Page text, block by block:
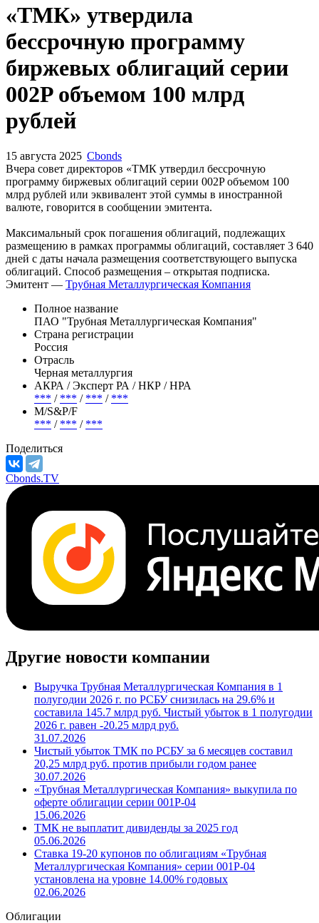
«ТМК» утвердила
бессрочную программу
биржевых облигаций серии
002P объемом 100 млрд
рублей
15 августа 2025 Cbonds
Вчера совет директоров «ТМК утвердил бессрочную
программу биржевых облигаций серии 002P объемом 100
млрд рублей или эквивалент этой суммы в иностранной
валюте, говорится в сообщении эмитента.
Максимальный срок погашения облигаций, подлежащих
размещению в рамках программы облигаций, составляет 3 640
дней с даты начала размещения соответствующего выпуска
облигаций. Способ размещения – открытая подписка.
Эмитент — Трубная Металлургическая Компания
Полное название
ПАО "Трубная Металлургическая Компания"
Страна регистрации
Россия
Отрасль
Черная металлургия
АКРА / Эксперт РА / НКР / НРА
*** / *** / *** / ***
М/S&P/F
*** / *** / ***
Поделиться
Cbonds.TV
Другие новости компании
Выручка Трубная Металлургическая Компания в 1
полугодии 2026 г. по РСБУ снизилась на 29.6% и
составила 145.7 млрд руб. Чистый убыток в 1 полугодии
2026 г. равен -20.25 млрд руб.
31.07.2026
Чистый убыток ТМК по РСБУ за 6 месяцев составил
20,25 млрд руб. против прибыли годом ранее
30.07.2026
«Трубная Металлургическая Компания» выкупила по
оферте облигации серии 001P-04
15.06.2026
ТМК не выплатит дивиденды за 2025 год
05.06.2026
Ставка 19-20 купонов по облигациям «Трубная
Металлургическая Компания» серии 001P-04
установлена на уровне 14.00% годовых
02.06.2026
Облигации